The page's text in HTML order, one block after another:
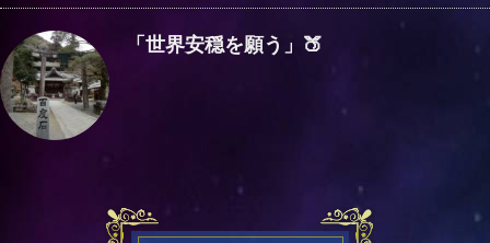
「世界安穏を願う」🍑